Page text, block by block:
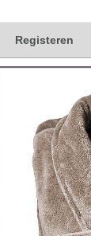
Registeren